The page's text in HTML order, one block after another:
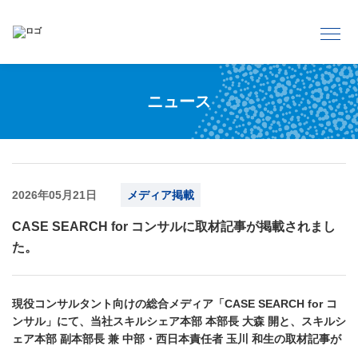
ニュース
2026年05月21日 メディア掲載
CASE SEARCH for コンサルに取材記事が掲載されまし
た。
現役コンサルタント向けの総合メディア「CASE SEARCH for コ
ンサル」にて、当社スキルシェア本部 本部長 大森 開と、スキルシ
ェア本部 副本部長 兼 中部・西日本責任者 玉川 和生の取材記事が